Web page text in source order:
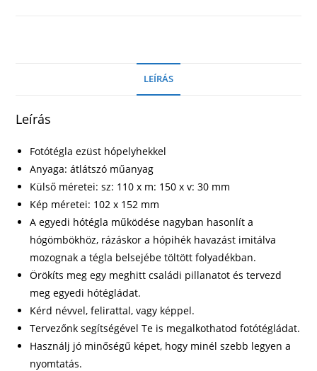
LEÍRÁS
Leírás
Fotótégla ezüst hópelyhekkel
Anyaga: átlátszó műanyag
Külső méretei: sz: 110 x m: 150 x v: 30 mm
Kép méretei: 102 x 152 mm
A egyedi hótégla működése nagyban hasonlít a
hógömbökhöz, rázáskor a hópihék havazást imitálva
mozognak a tégla belsejébe töltött folyadékban.
Örökíts meg egy meghitt családi pillanatot és tervezd
meg egyedi hótégládat.
Kérd névvel, felirattal, vagy képpel.
Tervezőnk segítségével Te is megalkothatod fotótégládat.
Használj jó minőségű képet, hogy minél szebb legyen a
nyomtatás.